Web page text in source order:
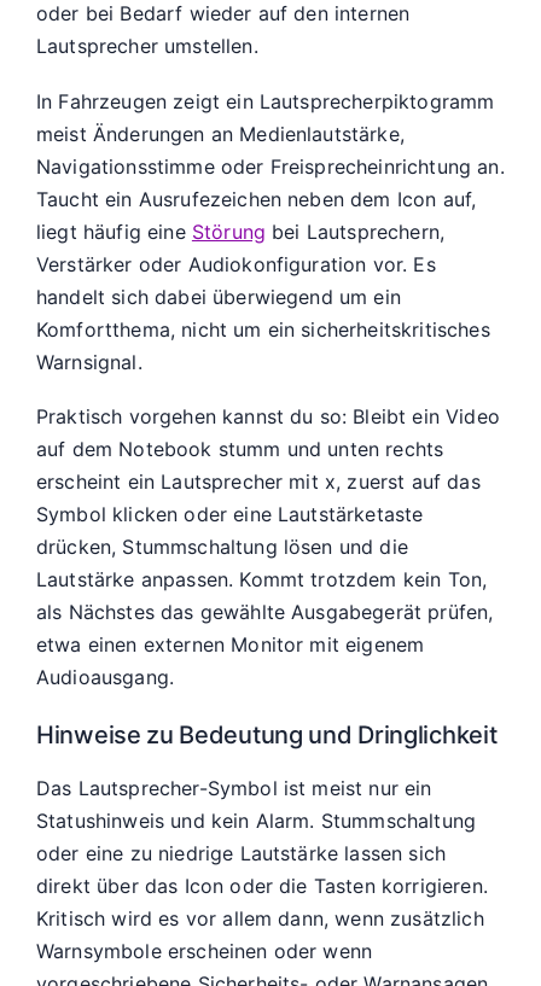
oder bei Bedarf wieder auf den internen
Lautsprecher umstellen.
In Fahrzeugen zeigt ein Lautsprecherpiktogramm
meist Änderungen an Medienlautstärke,
Navigationsstimme oder Freisprecheinrichtung an.
Taucht ein Ausrufezeichen neben dem Icon auf,
liegt häufig eine Störung bei Lautsprechern,
Verstärker oder Audiokonfiguration vor. Es
handelt sich dabei überwiegend um ein
Komfortthema, nicht um ein sicherheitskritisches
Warnsignal.
Praktisch vorgehen kannst du so: Bleibt ein Video
auf dem Notebook stumm und unten rechts
erscheint ein Lautsprecher mit x, zuerst auf das
Symbol klicken oder eine Lautstärketaste
drücken, Stummschaltung lösen und die
Lautstärke anpassen. Kommt trotzdem kein Ton,
als Nächstes das gewählte Ausgabegerät prüfen,
etwa einen externen Monitor mit eigenem
Audioausgang.
Hinweise zu Bedeutung und Dringlichkeit
Das Lautsprecher-Symbol ist meist nur ein
Statushinweis und kein Alarm. Stummschaltung
oder eine zu niedrige Lautstärke lassen sich
direkt über das Icon oder die Tasten korrigieren.
Kritisch wird es vor allem dann, wenn zusätzlich
Warnsymbole erscheinen oder wenn